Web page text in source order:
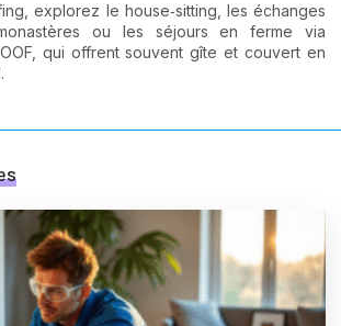
explorez le house‑sitting, les échanges
ou les séjours en ferme via
qui offrent souvent gîte et couvert en